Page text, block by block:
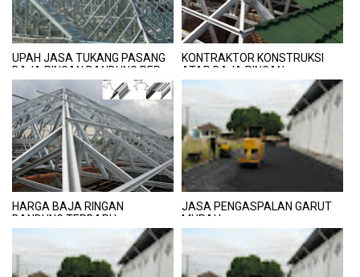
UPAH JASA TUKANG PASANG
BAJA RINGAN BANDUNG PER
METER
KONTRAKTOR KONSTRUKSI
ATAP BAJA RINGAN
BANDUNG
HARGA BAJA RINGAN
BANDUNG TERBARU
JASA PENGASPALAN GARUT
MURAH